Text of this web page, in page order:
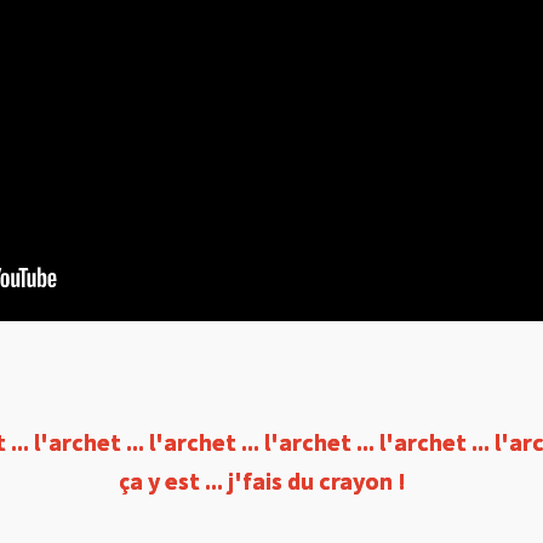
l'archet ... l'archet ... l'archet ... l'archet ...
l'archet ... l'archet ... l'archet ... l'archet ...
ça y est ... j'fais du crayon !
ça y est ... j'fais du crayon !